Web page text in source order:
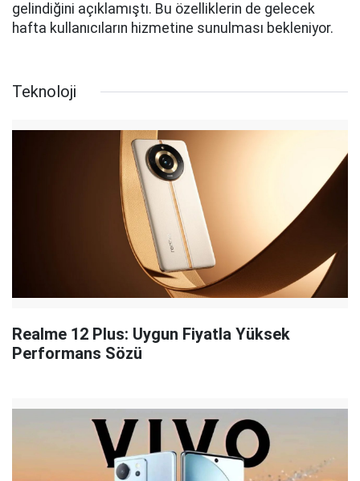
gelindiğini açıklamıştı. Bu özelliklerin de gelecek
hafta kullanıcıların hizmetine sunulması bekleniyor.
Teknoloji
Realme 12 Plus: Uygun Fiyatla Yüksek
Performans Sözü